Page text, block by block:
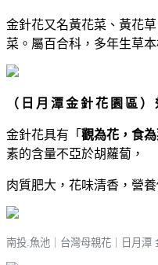
金針花又名黃花菜、黃花
菜。屬百合科，多年生草本
（日月潭金針花園區）
金針花具有「 觀為花，食
素的含量不亞於胡蘿蔔，
肉質肥大，花味清香，營養
南投.魚池｜台灣母親花 日月潭